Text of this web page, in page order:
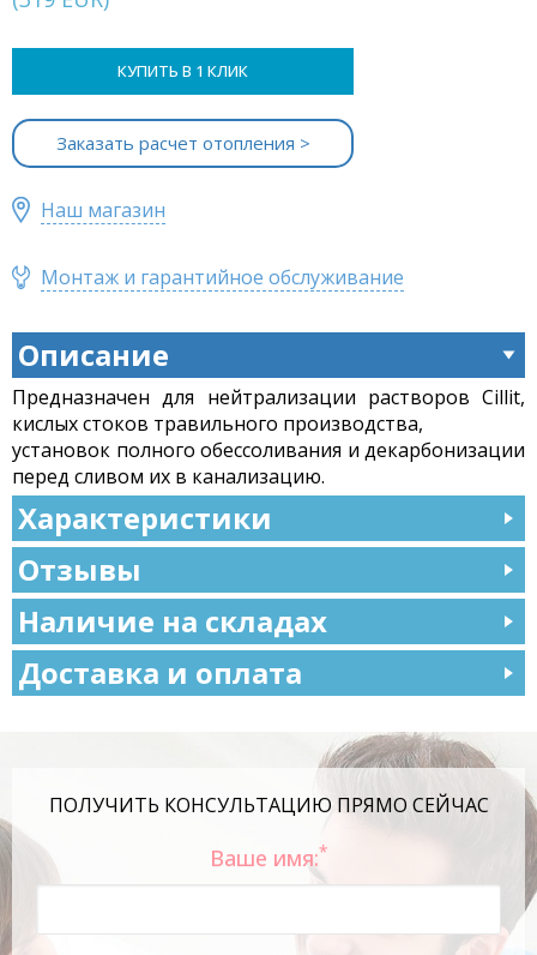
КУПИТЬ В 1 КЛИК
Заказать расчет отопления >
Наш магазин
Монтаж и гарантийное обслуживание
Описание
Предназначен для нейтрализации растворов Cillit,
кислых стоков травильного производства,
установок полного обессоливания и декарбонизации
перед сливом их в канализацию.
Характеристики
Отзывы
Наличие на складах
Доставка и оплата
ПОЛУЧИТЬ КОНСУЛЬТАЦИЮ ПРЯМО СЕЙЧАС
Ваше имя:*